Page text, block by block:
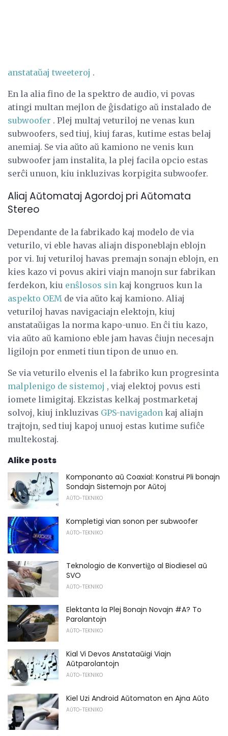
anstataŭaj tweeteroj .
En la alia fino de la spektro de audio, vi povas
atingi multan mejlon de ĝisdatigo aŭ instalado de
subwoofer . Plej multaj veturiloj ne venas kun
subwoofers, sed tiuj, kiuj faras, kutime estas belaj
anemiaj. Se via aŭto aŭ kamiono ne venis kun
subwoofer jam instalita, la plej facila opcio estas
serĉi unuon, kiu inkluzivas korpigita subwoofer.
Aliaj Aŭtomataj Agordoj pri Aŭtomata
Stereo
Dependante de la fabrikado kaj modelo de via
veturilo, vi eble havas aliajn disponeblajn eblojn
por vi. Iuj veturiloj havas premajn sonajn eblojn, en
kies kazo vi povus akiri viajn manojn sur fabrikan
ferdekon, kiu enŝlosos sin kaj kongruos kun la
aspekto OEM de via aŭto kaj kamiono. Aliaj
veturiloj havas navigaciajn elektojn, kiuj
anstataŭigas la norma kapo-unuo. En ĉi tiu kazo,
via aŭto aŭ kamiono eble jam havas ĉiujn necesajn
ligilojn por enmeti tiun tipon de unuo en.
Se via veturilo elvenis el la fabriko kun progresinta
malplenigo de sistemoj , viaj elektoj povus esti
iomete limigitaj. Ekzistas kelkaj postmarketaj
solvoj, kiuj inkluzivas GPS-navigadon kaj aliajn
trajtojn, sed tiuj kapoj unuoj estas kutime sufiĉe
multekostaj.
Alike posts
Komponanto aŭ Coaxial: Konstrui Pli bonajn
Sondajn Sistemojn por Aŭtoj
AŬTO-TEKNIKO
Kompletigi vian sonon per subwoofer
AŬTO-TEKNIKO
Teknologio de Konvertiĝo al Biodiesel aŭ
SVO
AŬTO-TEKNIKO
Elektanta la Plej Bonajn Novajn #A? To
Parolantojn
AŬTO-TEKNIKO
Kial Vi Devos Anstataŭigi Viajn
Aŭtparolantojn
AŬTO-TEKNIKO
Kiel Uzi Android Aŭtomaton en Ajna Aŭto
AŬTO-TEKNIKO